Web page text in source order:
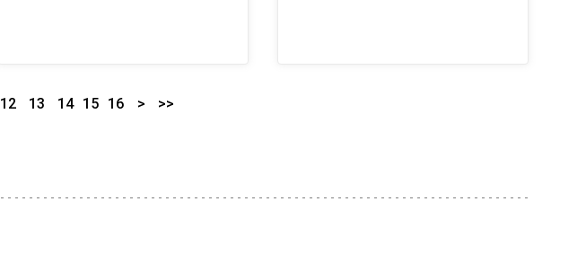
12 13 14 15 16 > >>